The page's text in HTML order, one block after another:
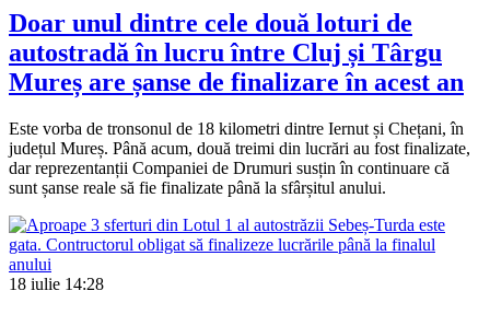
Doar unul dintre cele două loturi de
autostradă în lucru între Cluj și Târgu
Mureș are șanse de finalizare în acest an
Este vorba de tronsonul de 18 kilometri dintre Iernut și Chețani, în
județul Mureș. Până acum, două treimi din lucrări au fost finalizate,
dar reprezentanții Companiei de Drumuri susțin în continuare că
sunt șanse reale să fie finalizate până la sfârșitul anului.
18 iulie 14:28